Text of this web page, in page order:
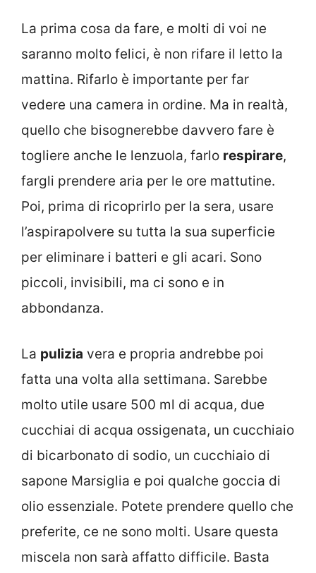
La prima cosa da fare, e molti di voi ne
saranno molto felici, è non rifare il letto la
mattina. Rifarlo è importante per far
vedere una camera in ordine. Ma in realtà,
quello che bisognerebbe davvero fare è
togliere anche le lenzuola, farlo respirare,
fargli prendere aria per le ore mattutine.
Poi, prima di ricoprirlo per la sera, usare
l’aspirapolvere su tutta la sua superficie
per eliminare i batteri e gli acari. Sono
piccoli, invisibili, ma ci sono e in
abbondanza.
La pulizia vera e propria andrebbe poi
fatta una volta alla settimana. Sarebbe
molto utile usare 500 ml di acqua, due
cucchiai di acqua ossigenata, un cucchiaio
di bicarbonato di sodio, un cucchiaio di
sapone Marsiglia e poi qualche goccia di
olio essenziale. Potete prendere quello che
preferite, ce ne sono molti. Usare questa
miscela non sarà affatto difficile. Basta